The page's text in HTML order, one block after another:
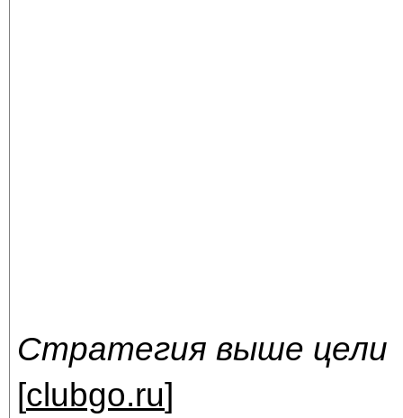
Стратегия выше цели
[clubgo.ru]